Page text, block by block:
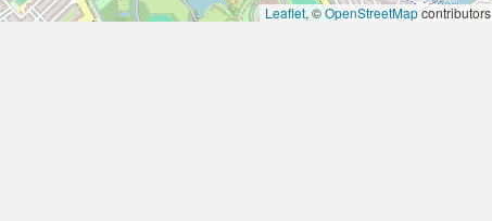
Leaflet, ©OpenStreetMapcontributors